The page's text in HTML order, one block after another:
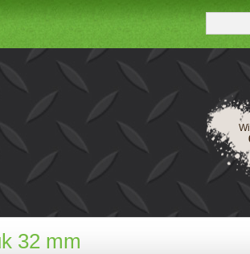
32 mm